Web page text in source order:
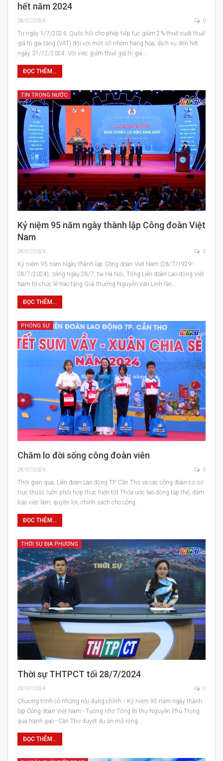
hết năm 2024
28/07/2024 0
Từ ngày 1/7/2024, Quốc hội cho phép tiếp tục giảm 2% thuế suất thuế
giá trị gia tăng (VAT) đối với một số nhóm hàng hóa, dịch vụ đến hết
ngày 31/12/2024. Với việc giảm thuế giá trị gia…
ĐỌC THÊM...
TIN TRONG NƯỚC
Kỷ niệm 95 năm ngày thành lập Công đoàn Việt
Nam
28/07/2024 0
Kỷ niệm 95 năm Ngày thành lập Công đoàn Việt Nam (28/7/1929-
28/7/2024), sáng ngày 28/7, tại Hà Nội, Tổng Liên đoàn Lao động Việt
Nam tổ chức lễ trao tặng Giải thưởng Nguyễn Văn Linh lần…
ĐỌC THÊM...
PHÓNG SỰ
Chăm lo đời sống công đoàn viên
28/07/2024 0
Thời gian qua, Liên đoàn Lao động TP. Cần Thơ và các công đoàn cơ sở
trực thuộc luôn phối hợp thực hiện tốt Thỏa ước lao động tập thể, đảm
bảo việc làm, quyền lợi, chính sách cho công…
ĐỌC THÊM...
THỜI SỰ ĐỊA PHƯƠNG
Thời sự THTPCT tối 28/7/2024
28/07/2024 0
Chương trình có những nội dung chính: - Kỷ niệm 95 năm ngày thành
lập Công đoàn Việt Nam - Tưởng nhớ Tổng Bí thư Nguyễn Phú Trọng
qua tranh gạo - Cần Thơ duyệt dự án mở rộng…
ĐỌC THÊM...